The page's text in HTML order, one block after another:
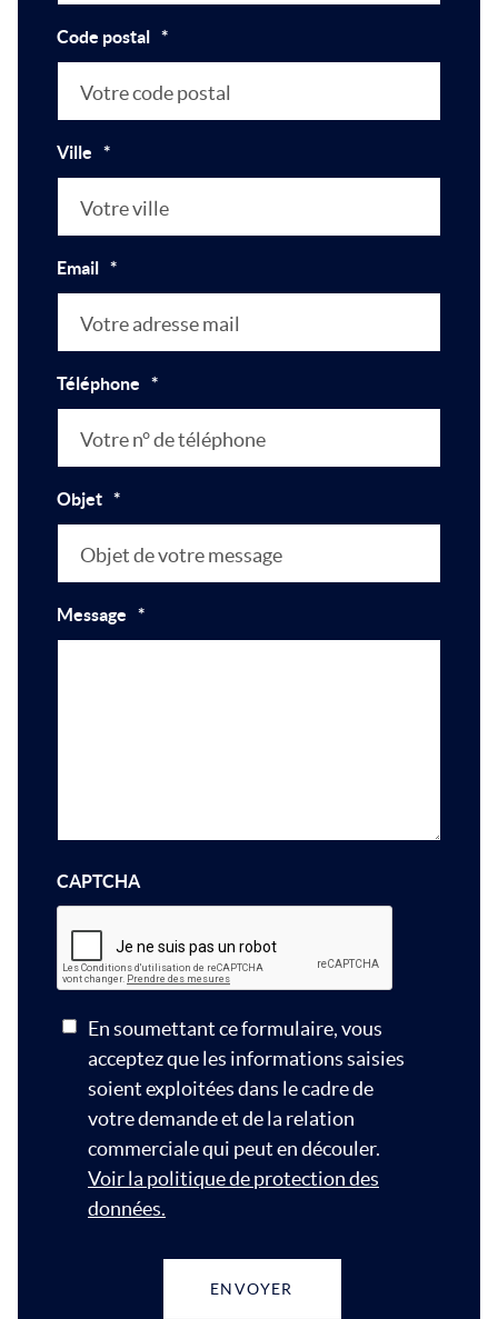
Code postal *
Ville *
Email *
Téléphone *
Objet *
Message *
CAPTCHA
En soumettant ce formulaire, vous
acceptez que les informations saisies
soient exploitées dans le cadre de
votre demande et de la relation
commerciale qui peut en découler.
Voir la politique de protection des
données.
ENVOYER